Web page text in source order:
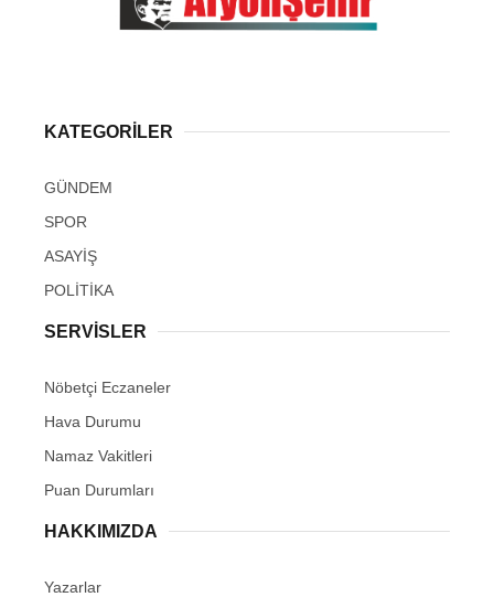
KATEGORİLER
GÜNDEM
SPOR
ASAYİŞ
POLİTİKA
SERVİSLER
Nöbetçi Eczaneler
Hava Durumu
Namaz Vakitleri
Puan Durumları
HAKKIMIZDA
Yazarlar